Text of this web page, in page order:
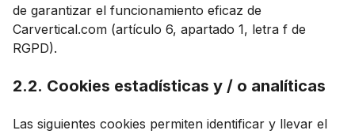
de garantizar el funcionamiento eficaz de
Carvertical.com (artículo 6, apartado 1, letra f de
RGPD).
2.2. Cookies estadísticas y / o analíticas
Las siguientes cookies permiten identificar y llevar el